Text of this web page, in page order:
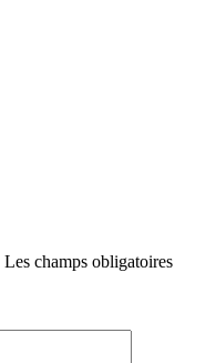
Les champs obligatoires